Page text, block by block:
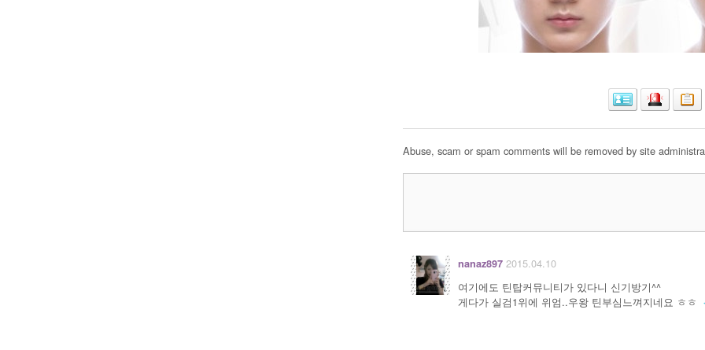
Abuse, scam or spam comments will be removed by site
nanaz897 2015.04.10
여기에도 틴탑커뮤니티가 있다니 신기방기^^
게다가 실검1위에 위엄..우왕 틴부심느껴지네요 ㅎㅎ